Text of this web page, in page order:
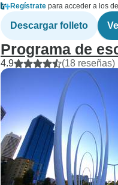
Regístrate para acceder a los
Descargar folleto
Programa de
4.9 (18 reseñas)